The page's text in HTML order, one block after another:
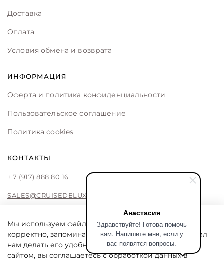
Анастасия
Здравствуйте! Готова помочь
вам. Напишите мне, если у
вас появятся вопросы.
Доставка
Оплата
Условия обмена и возврата
ИНФОРМАЦИЯ
Оферта и политика конфиденциальности
Пользовательское соглашение
Политика cookies
КОНТАКТЫ
+ 7 (917) 888 80 16
SALES@CRUISEDELUXE.STORE
CRUISE DE LUXE
Cruise De Luxe online store by Liliya Fattakhova
Мы используем файлы cookie, чтобы сайт работал
корректно, запоминал ваши предпочтения и помогал
нам делать его удобнее. Продолжая пользоваться
сайтом, вы соглашаетесь с обработкой данных в